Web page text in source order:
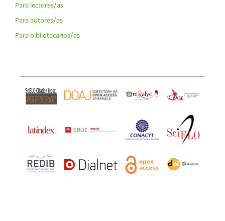
Para lectores/as
Para autores/as
Para bibliotecarios/as